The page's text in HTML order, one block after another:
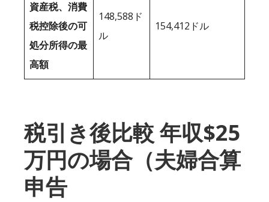
資産税、消費
税控除後の可
処分所得の最
高額
148,588ド
ル
154,412ドル
税引き後比較 年収$25
万円の場合（夫婦合算
申告